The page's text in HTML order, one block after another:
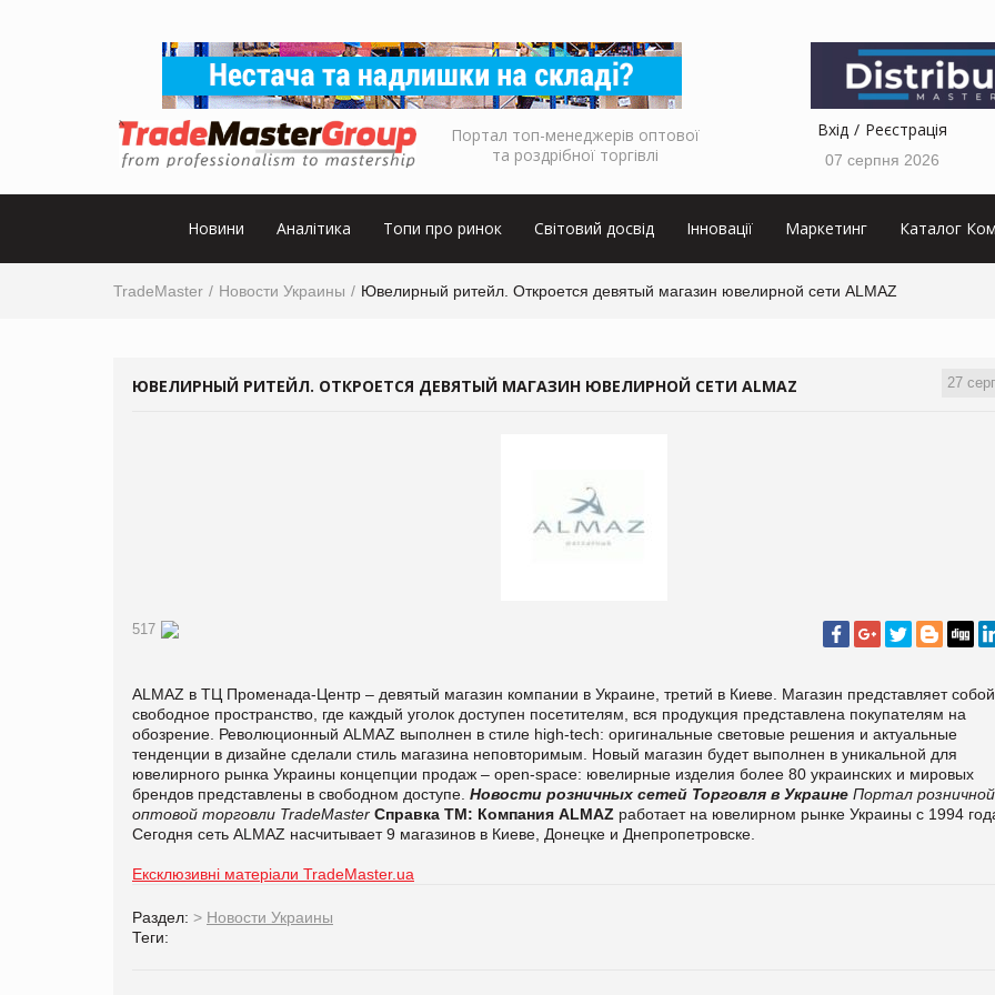
Портал топ-менеджерів оптової
та роздрібної торгівлі
Вхід Реєстрація
07 серпня 2026
Новини Аналітика Топи про ринок Світовий досвід Інновації Маркетинг Каталог
TradeMaster Новости Украины Ювелирный ритейл. Откроется девятый магазин ювелирной сети ALMAZ
27
ЮВЕЛИРНЫЙ РИТЕЙЛ. ОТКРОЕТСЯ ДЕВЯТЫЙ МАГАЗИН ЮВЕЛИРНОЙ СЕТИ ALMAZ
517
ALMAZ в ТЦ Променада-Центр – девятый магазин компании в Украине, третий в Киеве. Магазин представляет собой
свободное пространство, где каждый уголок доступен посетителям, вся продукция представлена покупателям на
обозрение. Революционный ALMAZ выполнен в стиле high-tech: оригинальные световые решения и актуальные
тенденции в дизайне сделали стиль магазина неповторимым. Новый магазин будет выполнен в уникальной для
ювелирного рынка Украины концепции продаж – open-space: ювелирные изделия более 80 украинских и мировых
брендов представлены в свободном доступе. Новости розничных сетей Торговля в Украине Портал
оптовой торговли TradeMaster Справка ТМ: Компания ALMAZ работает на ювелирном рынке Украины с 1994
Сегодня сеть ALMAZ насчитывает 9 магазинов в Киеве, Донецке и Днепропетровске.
Ексклюзивні матеріали TradeMaster.ua
Раздел: > Новости Украины
Теги: